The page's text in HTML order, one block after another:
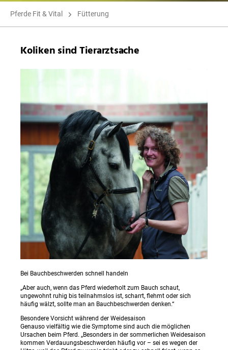
Pferde Fit & Vital Fütterung
Koliken sind Tierarztsache
Bei Bauchbeschwerden schnell handeln
„Aber auch, wenn das Pferd wiederholt zum Bauch schaut,
ungewohnt ruhig bis teilnahmslos ist, scharrt, flehmt oder sich
häufig wälzt, sollte man an Bauchbeschwerden denken.“
Besondere Vorsicht während der Weidesaison
Genauso vielfältig wie die Symptome sind auch die möglichen
Ursachen beim Pferd. „Besonders in der sommerlichen Weidesaison
kommen Verdauungsbeschwerden häufig vor – sei es wegen der